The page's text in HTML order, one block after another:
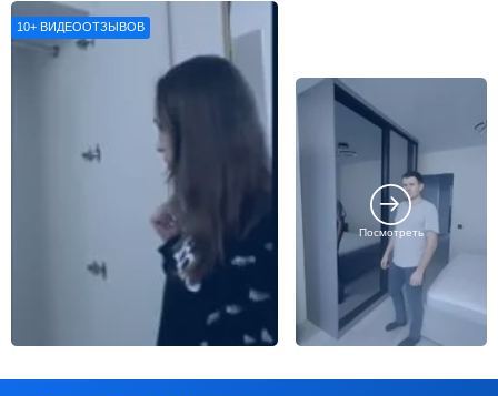
впечатлениями о нашей работе
10+ ВИДЕООТЗЫВОВ
Посмотреть